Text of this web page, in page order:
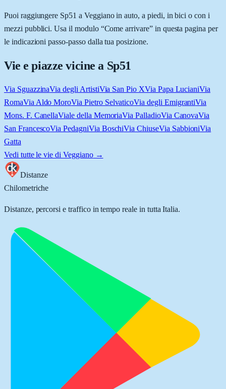
Puoi raggiungere Sp51 a Veggiano in auto, a piedi, in bici o con i
mezzi pubblici. Usa il modulo “Come arrivare” in questa pagina per
le indicazioni passo-passo dalla tua posizione.
Vie e piazze vicine a Sp51
Via SguazzinaVia degli ArtistiVia San Pio XVia Papa LucianiVia
RomaVia Aldo MoroVia Pietro SelvaticoVia degli EmigrantiVia
Mons. F. CanellaViale della MemoriaVia PalladioVia CanovaVia
San FrancescoVia PedagniVia BoschiVia ChiuseVia SabbioniVia
Gatta
Vedi tutte le vie di Veggiano→
Distanze
Chilometriche
Distanze, percorsi e traffico in tempo reale in tutta Italia.